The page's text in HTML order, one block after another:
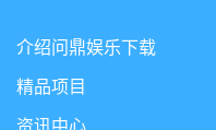
介绍问鼎娱乐下载
精品项目